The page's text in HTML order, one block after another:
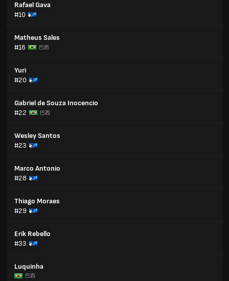
Rafael Gava
#10
Matheus Sales
#16
巴西
Yuri
#20
Gabriel de Souza Inocencio
#22
巴西
Wesley Santos
#23
Marco Antonio
#28
Thiago Moraes
#29
Erik Rebello
#33
Luquinha
巴西